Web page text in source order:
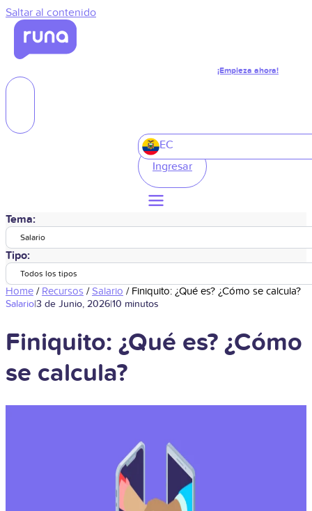
Saltar al contenido
¡Empieza ahora!
EC
Ingresar
Tema:
Salario
Tipo:
Todos los tipos
Home / Recursos /Salario / Finiquito: ¿Qué es? ¿Cómo se calcula?
Salario|3 de Junio, 2026|10 minutos
Finiquito: ¿Qué es? ¿Cómo
se calcula?